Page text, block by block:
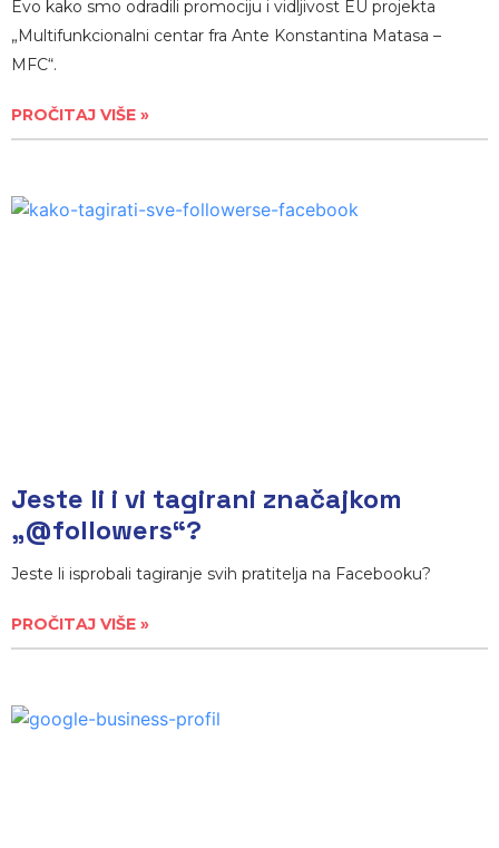
Evo kako smo odradili promociju i vidljivost EU projekta
„Multifunkcionalni centar fra Ante Konstantina Matasa –
MFC“.
PROČITAJ VIŠE »
Jeste li i vi tagirani značajkom
„@followers“?
Jeste li isprobali tagiranje svih pratitelja na Facebooku?
PROČITAJ VIŠE »